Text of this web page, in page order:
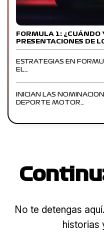
FORMULA 1: ¿CUÁNDO
PRESENTACIONES DE
ESTRATEGIAS EN
EL…
INICIAN LAS
DEPORTE MOTOR…
No te detengas
historias